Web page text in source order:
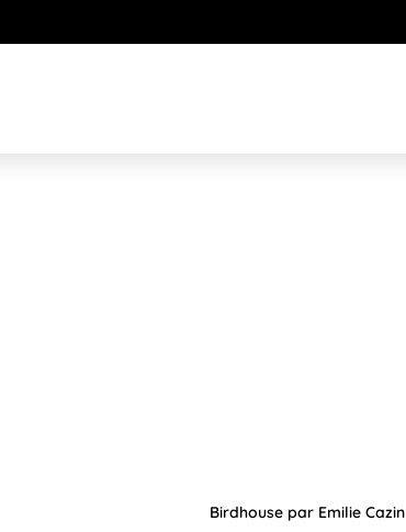
Birdhouse par Emilie Cazin